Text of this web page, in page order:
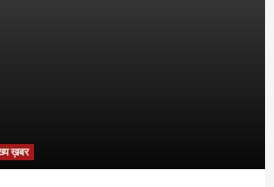
ख़बर